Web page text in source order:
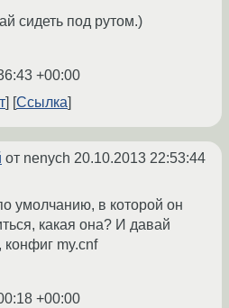
сидеть под рутом.)
+00:00
Ссылка
от nenych 20.10.2013 22:53:44
умолчанию, в которой он
какая она? И давай
my.cnf
+00:00